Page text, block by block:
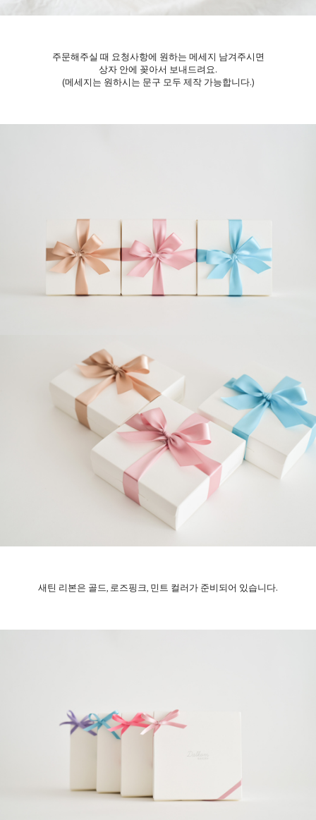
주문해주실 때 요청사항에 원하는 메세지 남겨주시면
상자 안에 꽂아서 보내드려요.
(메세지는 원하시는 문구 모두 제작 가능합니다.)
새틴 리본은 골드, 로즈핑크, 민트 컬러가 준비되어 있습니다.